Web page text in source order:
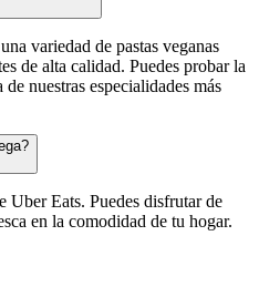
variedad de pastas veganas
de alta calidad. Puedes probar la
nuestras especialidades más
Uber Eats. Puedes disfrutar de
en la comodidad de tu hogar.